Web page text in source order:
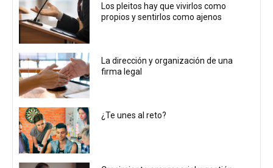
Los pleitos hay que vivirlos como
propios y sentirlos como ajenos
La dirección y organización de una
firma legal
¿Te unes al reto?